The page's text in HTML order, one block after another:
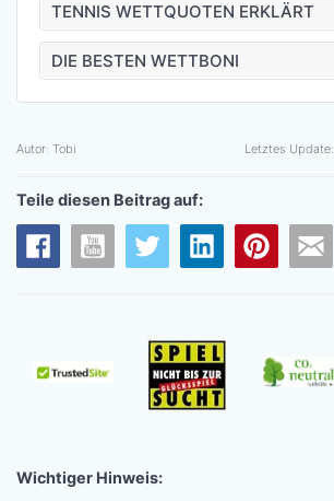
TENNIS WETTQUOTEN ERKLÄRT
DIE BESTEN WETTBONI
Autor: Tobi Letztes Update:
Teile diesen Beitrag auf:
Wichtiger Hinweis: